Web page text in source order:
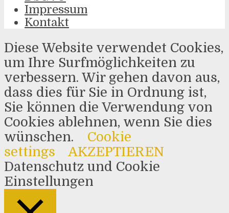
Impressum
Kontakt
Diese Website verwendet Cookies,
um Ihre Surfmöglichkeiten zu
verbessern. Wir gehen davon aus,
dass dies für Sie in Ordnung ist,
Sie können die Verwendung von
Cookies ablehnen, wenn Sie dies
wünschen.
Cookie
settings
AKZEPTIEREN
Datenschutz und Cookie
Einstellungen